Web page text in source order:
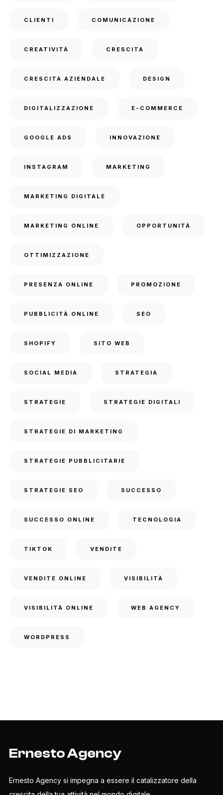
CLIENTI COMUNICAZIONE
CREATIVITÀ CRESCITA
CRESCITA AZIENDALE DESIGN
DIGITALIZZAZIONE E-COMMERCE
GOOGLE ADS INNOVAZIONE
INSTAGRAM MARKETING
MARKETING DIGITALE
MARKETING ONLINE OPPORTUNITÀ
OTTIMIZZAZIONE
PRESENZA ONLINE PROMOZIONE
PUBBLICITÀ ONLINE SEO
SHOPIFY SITO WEB
SOCIAL MEDIA STRATEGIA
STRATEGIE STRATEGIE DIGITALI
STRATEGIE DI MARKETING
STRATEGIE PUBBLICITARIE
STRATEGIE SEO SUCCESSO
SUCCESSO ONLINE TECNOLOGIA
TIKTOK VENDITE
VENDITE ONLINE VISIBILITÀ
VISIBILITÀ ONLINE WEB AGENCY
WORDPRESS
Ernesto Agency
Ernesto Agency si impegna a essere il catalizzatore della